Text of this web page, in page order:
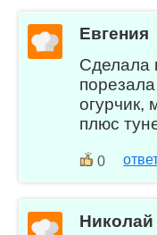
Евгения
Сделала
огурчик,
плюс
0
Николай